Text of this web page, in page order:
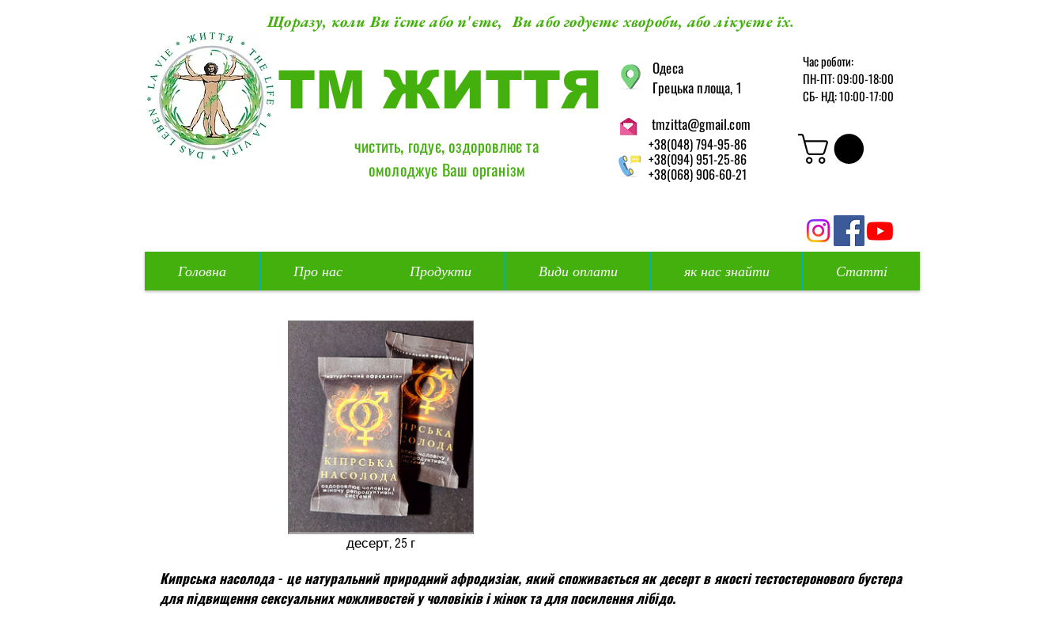
Щоразу, коли Ви їсте або п'єте, Ви або годуєте хвороби, або лікуєте їх.
ТМ ЖИТТЯ
чистить, годує, оздоровлює та
омолоджує Ваш організм
​Одеса
Грецька площа, 1
tmzitta@gmail.com
+38(048) 794-95-86
+38(094) 951-25-86
+38(068) 906-60-21
Час роботи:
ПН-ПТ: 09:00-18:00
СБ- НД: 10:00-17:00
Головна Про нас Продукти Види оплати як нас знайти Статті
Кипрское наслаждение,
десерт, 25 г
150,00₴
Кипрська насолода - це натуральний природний афродизіак, який споживається як десерт в якості тестостеронового бустера
для підвищення сексуальних можливостей у чоловіків і жінок та для посилення лібідо.